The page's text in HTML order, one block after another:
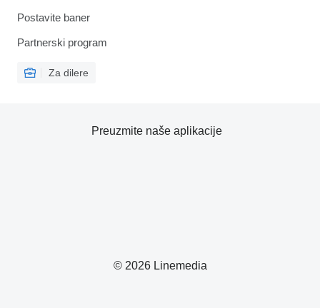
Postavite baner
Partnerski program
Za dilere
© 2026 Linemedia
Preuzmite naše aplikacije